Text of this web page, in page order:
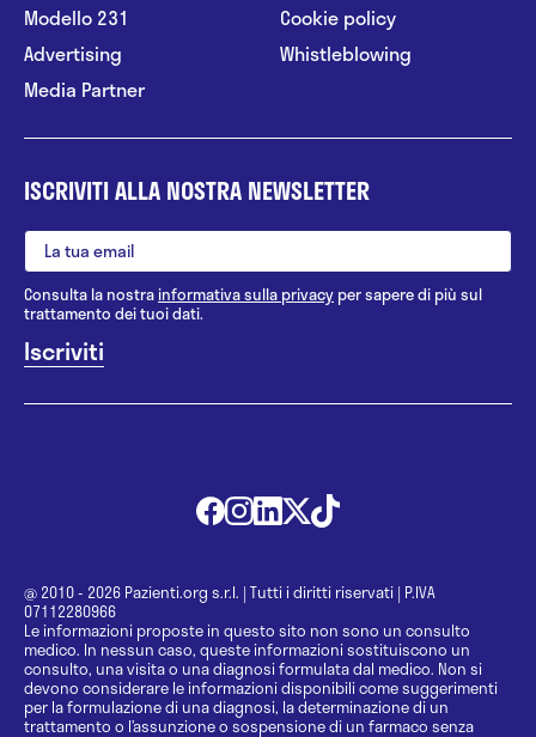
Modello 231
Advertising
Media Partner
Cookie policy
Whistleblowing
ISCRIVITI ALLA NOSTRA NEWSLETTER
Consulta la nostrainformativa sulla privacy per sapere di più sul
trattamento dei tuoi dati.
@ 2010 - 2026 Pazienti.org s.r.l. | Tutti i diritti riservati | P.IVA
07112280966
Le informazioni proposte in questo sito non sono un consulto
medico. In nessun caso, queste informazioni sostituiscono un
consulto, una visita o una diagnosi formulata dal medico. Non si
devono considerare le informazioni disponibili come suggerimenti
per la formulazione di una diagnosi, la determinazione di un
trattamento o l’assunzione o sospensione di un farmaco senza